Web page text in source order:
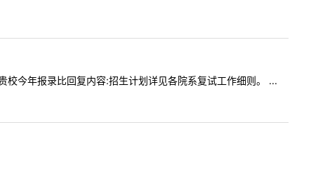
今年报录比回复内容:招生计划详见各院系复试工作细则。 ...